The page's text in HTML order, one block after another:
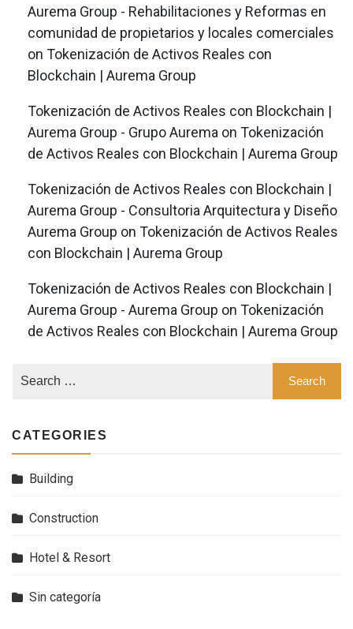
Aurema Group - Rehabilitaciones y Reformas en
comunidad de propietarios y locales comerciales
on Tokenización de Activos Reales con
Blockchain | Aurema Group
Tokenización de Activos Reales con Blockchain |
Aurema Group - Grupo Aurema on Tokenización
de Activos Reales con Blockchain | Aurema Group
Tokenización de Activos Reales con Blockchain |
Aurema Group - Consultoria Arquitectura y Diseño
Aurema Group on Tokenización de Activos Reales
con Blockchain | Aurema Group
Tokenización de Activos Reales con Blockchain |
Aurema Group - Aurema Group on Tokenización
de Activos Reales con Blockchain | Aurema Group
CATEGORIES
Building
Construction
Hotel & Resort
Sin categoría